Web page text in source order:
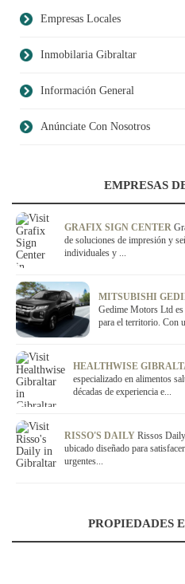
Empresas Locales
Inmobilaria Gibraltar
Información General
Anúnciate Con Nosotros
EMPRESAS
GRAFIX SIGN CENTER
de soluciones de impresión y
individuales y ...
MITSUBISHI
Gedime Motors Ltd
para el territorio. Con
HEALTHWISE
especializado en alimentos
décadas de experiencia e...
RISSO'S DAILY Rissos
ubicado diseñado para
urgentes...
PROPIEDADES